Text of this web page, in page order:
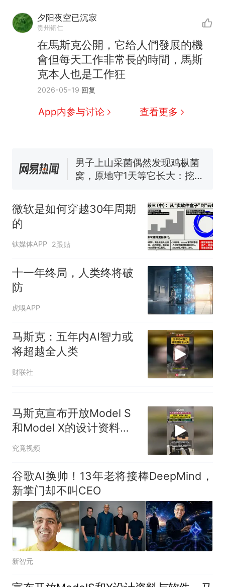
夕阳夜空已沉寂
贵州铜仁
在馬斯克公開，它给人們發展的機
會但每天工作非常長的時間，馬斯
克本人也是工作狂
2026-05-19 回复
App内参与讨论 查看更多
热 那个在床头放菜刀的女孩，
因老师一句“跟我回家”改写了
人生
新 制裁瓜子饺子，美国怕什
协会回应
男子上山采菌偶然发现鸡枞菌
窝，原地守1天等它长大：挖了
回大海 目击者直呼震惊 （视频
来源：参考消息）
笔试第一被第二名传话劝弃考
那个在床头放菜刀的女孩，
人生
微软是如何穿越30年周期
的
钛媒体APP 2跟贴
十一年终局，人类终将破
防
虎嗅APP
马斯克：五年内AI智力或
将超越全人类
财联社
马斯克宣布开放Model S
和Model X的设计资料与
软件
究竟视频
谷歌AI换帅！13年老将接棒DeepMind，
新掌门却不叫CEO
新智元